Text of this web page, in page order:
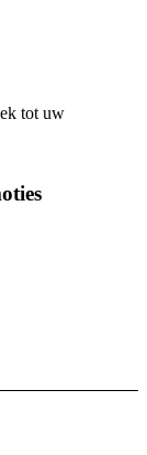
tot uw